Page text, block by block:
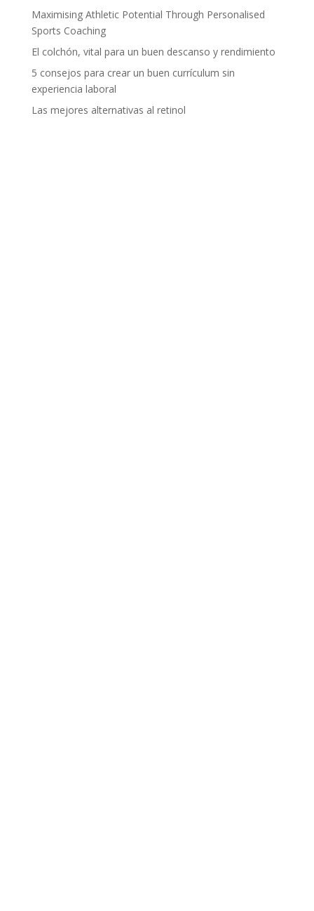
Maximising Athletic Potential Through Personalised
Sports Coaching
El colchón, vital para un buen descanso y rendimiento
5 consejos para crear un buen currículum sin
experiencia laboral
Las mejores alternativas al retinol